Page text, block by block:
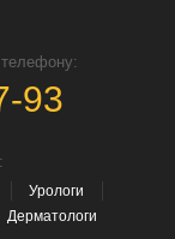
93
Урологи
Дерматологи